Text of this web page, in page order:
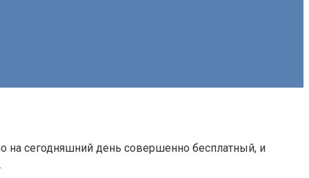
на сегодняшний день совершенно бесплатный, и